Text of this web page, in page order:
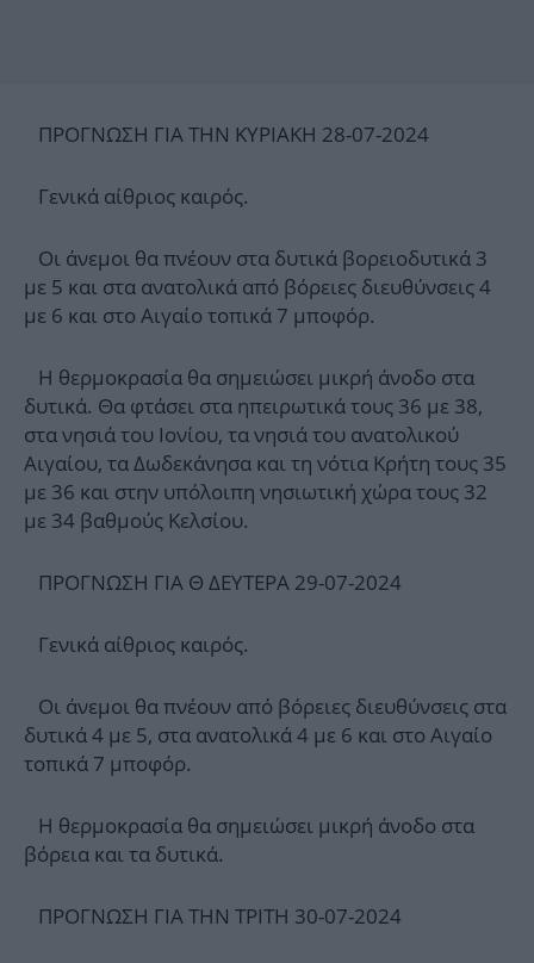
ΠΡΟΓΝΩΣΗ ΓΙΑ THN ΚΥΡΙΑΚΗ 28-07-2024
Γενικά αίθριος καιρός.
Οι άνεμοι θα πνέουν στα δυτικά βορειοδυτικά 3
με 5 και στα ανατολικά από βόρειες διευθύνσεις 4
με 6 και στο Αιγαίο τοπικά 7 μποφόρ.
Η θερμοκρασία θα σημειώσει μικρή άνοδο στα
δυτικά. Θα φτάσει στα ηπειρωτικά τους 36 με 38,
στα νησιά του Ιονίου, τα νησιά του ανατολικού
Αιγαίου, τα Δωδεκάνησα και τη νότια Κρήτη τους 35
με 36 και στην υπόλοιπη νησιωτική χώρα τους 32
με 34 βαθμούς Κελσίου.
ΠΡΟΓΝΩΣΗ ΓΙΑ Θ ΔΕΥΤΕΡΑ 29-07-2024
Γενικά αίθριος καιρός.
Οι άνεμοι θα πνέουν από βόρειες διευθύνσεις στα
δυτικά 4 με 5, στα ανατολικά 4 με 6 και στο Αιγαίο
τοπικά 7 μποφόρ.
Η θερμοκρασία θα σημειώσει μικρή άνοδο στα
βόρεια και τα δυτικά.
ΠΡΟΓΝΩΣΗ ΓΙΑ THΝ ΤΡΙΤΗ 30-07-2024